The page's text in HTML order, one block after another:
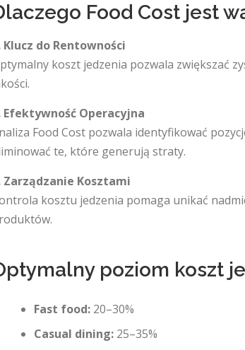
Food Cost jest
Klucz do Rentowności
koszt jedzenia pozwala zwiększać
Efektywność Operacyjna
Food Cost pozwala identyfikować
te, które generują straty.
Zarządzanie Kosztami
kosztu jedzenia pomaga unikać
poziom koszt
Fast food:20–30%
Casual dining:25–35%